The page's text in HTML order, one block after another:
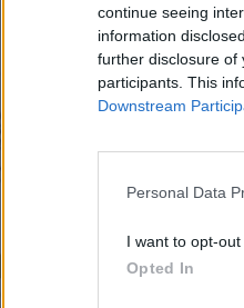
continue seeing
information
further disclosure of
participants. This
Downstream
Personal Data
I want to opt-
Opted In